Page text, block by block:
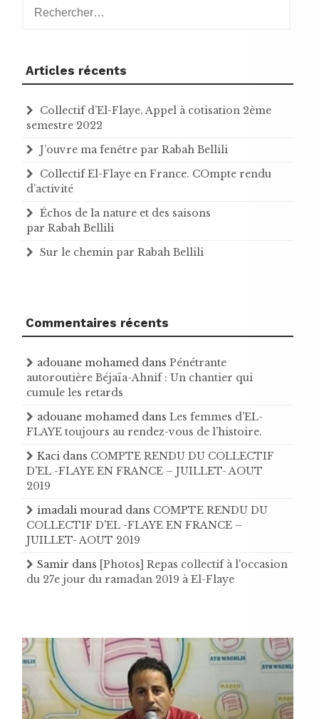
Articles récents
Collectif d’El-Flaye. Appel à cotisation 2ème
semestre 2022
J’ouvre ma fenêtre par Rabah Bellili
Collectif El-Flaye en France. COmpte rendu
d’activité
Échos de la nature et des saisons
par Rabah Bellili
Sur le chemin par Rabah Bellili
Commentaires récents
adouane mohamed dans Pénétrante
autoroutière Béjaïa-Ahnif : Un chantier qui
cumule les retards
adouane mohamed dans Les femmes d’EL-
FLAYE toujours au rendez-vous de l’histoire .
Kaci dans COMPTE RENDU DU COLLECTIF
D'EL -FLAYE EN FRANCE – JUILLET- AOUT
2019
imadali mourad dans COMPTE RENDU DU
COLLECTIF D'EL -FLAYE EN FRANCE –
JUILLET- AOUT 2019
Samir dans [Photos] Repas collectif à l'occasion
du 27e jour du ramadan 2019 à El-Flaye